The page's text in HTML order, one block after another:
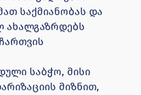
საქმიანობას და
ახალგაზრდებს
საბჭო, მისი
მიზნით,